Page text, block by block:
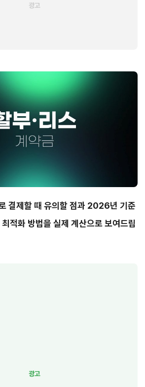
결제할 때 유의할 점과 2026년 기준
적화 방법을 실제 계산으로 보여드립